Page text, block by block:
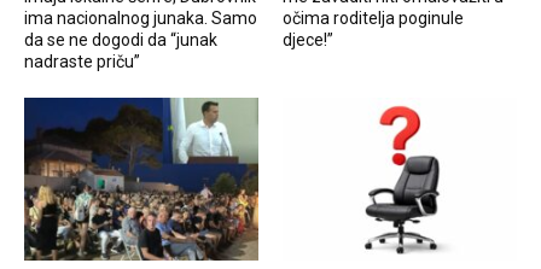
ima nacionalnog junaka. Samo
da se ne dogodi da “junak
nadraste priču”
očima roditelja poginule
djece!”